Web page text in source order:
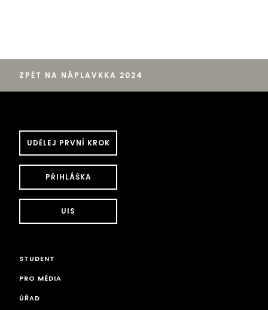
ZPĚT NA NÁPLAVKKA 2024
UDĚLEJ PRVNÍ KROK
PŘIHLÁŠKA
UIS
STUDENT
PRO MÉDIA
ÚŘAD